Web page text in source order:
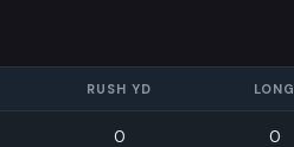
RUSH YD LONG
0 0